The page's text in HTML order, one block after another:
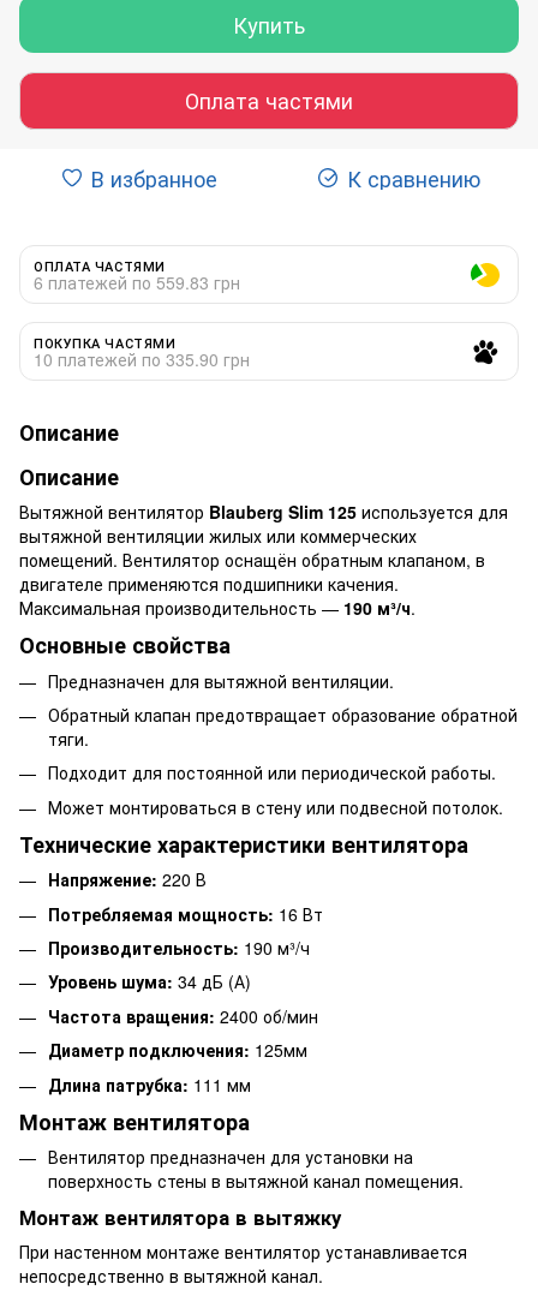
Купить
Оплата частями
В избранное К сравнению
ОПЛАТА ЧАСТЯМИ
6 платежей по 559.83 грн
ПОКУПКА ЧАСТЯМИ
10 платежей по 335.90 грн
Описание
Описание
Вытяжной вентилятор Blauberg Slim 125 используется для
вытяжной вентиляции жилых или коммерческих
помещений. Вентилятор оснащён обратным клапаном, в
двигателе применяются подшипники качения.
Максимальная производительность — 190 м³/ч.
Основные свойства
Предназначен для вытяжной вентиляции.
Обратный клапан предотвращает образование обратной
тяги.
Подходит для постоянной или периодической работы.
Может монтироваться в стену или подвесной потолок.
Технические характеристики вентилятора
Напряжение: 220 В
Потребляемая мощность: 16 Вт
Производительность: 190 м³/ч
Уровень шума: 34 дБ (А)
Частота вращения: 2400 об/мин
Диаметр подключения: 125мм
Длина патрубка: 111 мм
Монтаж вентилятора
Вентилятор предназначен для установки на
поверхность стены в вытяжной канал помещения.
Монтаж вентилятора в вытяжку
При настенном монтаже вентилятор устанавливается
непосредственно в вытяжной канал.